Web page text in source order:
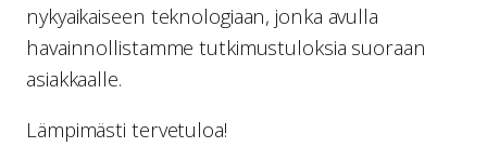
nykyaikaiseen teknologiaan, jonka avulla
havainnollistamme tutkimustuloksia suoraan
asiakkaalle.
Lämpimästi tervetuloa!